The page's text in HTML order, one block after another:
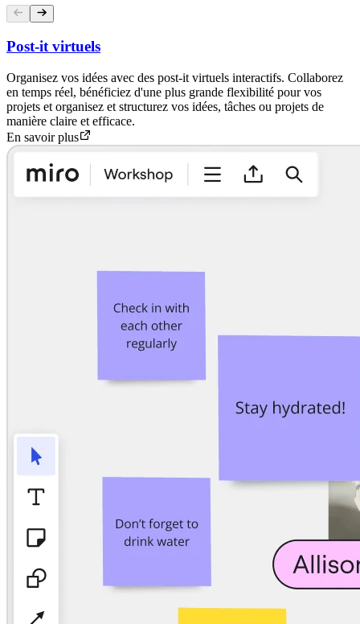
Post-it virtuels
Organisez vos idées avec des post-it virtuels interactifs. Collaborez
en temps réel, bénéficiez d'une plus grande flexibilité pour vos
projets et organisez et structurez vos idées, tâches ou projets de
manière claire et efficace.
En savoir plus